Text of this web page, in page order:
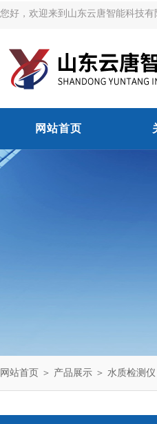
您好，欢迎来到山东云唐智能科技有
网站首页
网站首页 ＞ 产品展示 ＞ 水质检测仪